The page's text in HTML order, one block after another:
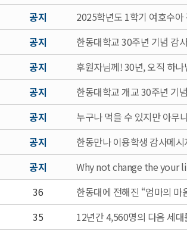
공지
2025학년도 1학기 여호수아
공지
한동대학교 30주년 기념 감
공지
후원자님께! 30년, 오직 하
공지
한동대학교 개교 30주년 기
공지
누구나 먹을 수 있지만 아무
공지
한동만나 이용학생 감사메시
공지
Why not change the your
36
한동대에 전해진 “엄마의 마
35
12년간 4,560명의 다음 세